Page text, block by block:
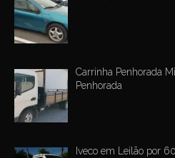
Carrinha Penhorada
Penhorada
Iveco em Leilão por